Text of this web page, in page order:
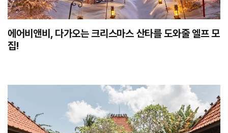
에어비앤비, 다가오는 크리스마스 산타를 도와줄 엘프 모
집!